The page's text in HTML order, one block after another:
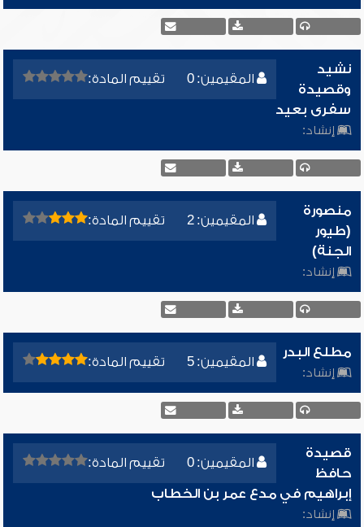
المقيمين: 0 تقييم المادة:
نشيد
وقصيدة
سفرى بعيد
إنشاد:
المقيمين: 2 تقييم المادة:
منصورة
(طيور
الجنة)
إنشاد:
المقيمين: 5 تقييم المادة:
مطلع البدر
إنشاد:
المقيمين: 0 تقييم المادة:
قصيدة
حافظ
إبراهيم في مدع عمر بن الخطاب
إنشاد: